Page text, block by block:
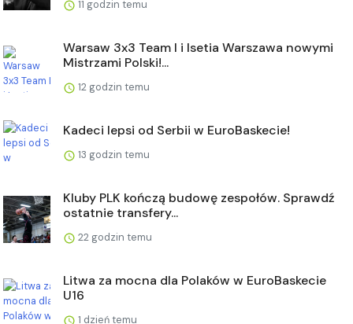
11 godzin temu
Warsaw 3x3 Team I i Isetia Warszawa nowymi
Mistrzami Polski!...
12 godzin temu
Kadeci lepsi od Serbii w EuroBaskecie!
13 godzin temu
Kluby PLK kończą budowę zespołów. Sprawdź
ostatnie transfery...
22 godzin temu
Litwa za mocna dla Polaków w EuroBaskecie
U16
1 dzień temu